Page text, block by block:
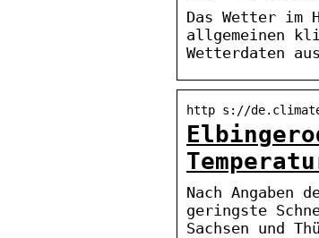
Das Wetter
allgemeinen
Wetterdaten
http s://
Nach Angaben
geringste
Sachsen und